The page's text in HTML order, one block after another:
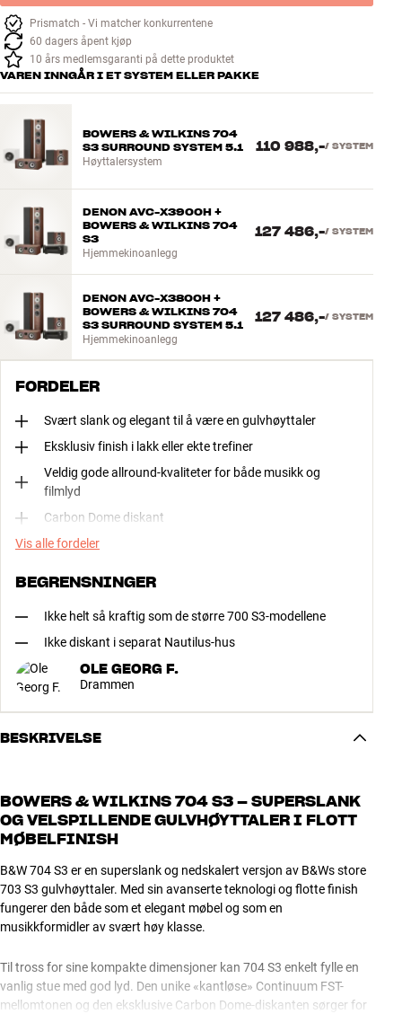
Prismatch - Vi matcher konkurrentene
60 dagers åpent kjøp
10 års medlemsgaranti på dette produktet
VAREN INNGÅR I ET SYSTEM ELLER PAKKE
BOWERS & WILKINS 704
S3 SURROUND SYSTEM 5.1
Høyttalersystem
110 988,-/ SYSTEM
DENON AVC-X3900H +
BOWERS & WILKINS 704
S3
Hjemmekinoanlegg
127 486,-/ SYSTEM
DENON AVC-X3800H +
BOWERS & WILKINS 704
S3 SURROUND SYSTEM 5.1
Hjemmekinoanlegg
127 486,-/ SYSTEM
FORDELER
Svært slank og elegant til å være en gulvhøyttaler
Eksklusiv finish i lakk eller ekte trefiner
Veldig gode allround-kvaliteter for både musikk og
filmlyd
Carbon Dome diskant
Vis alle fordeler
BEGRENSNINGER
Ikke helt så kraftig som de større 700 S3-modellene
Ikke diskant i separat Nautilus-hus
OLE GEORG F.
Drammen
BESKRIVELSE
BOWERS & WILKINS 704 S3 – SUPERSLANK
OG VELSPILLENDE GULVHØYTTALER I FLOTT
MØBELFINISH
B&W 704 S3 er en superslank og nedskalert versjon av B&Ws store
703 S3 gulvhøyttaler. Med sin avanserte teknologi og flotte finish
fungerer den både som et elegant møbel og som en
musikkformidler av svært høy klasse.
Til tross for sine kompakte dimensjoner kan 704 S3 enkelt fylle en
vanlig stue med god lyd. Den unike «kantløse» Continuum FST-
mellomtonen og den eksklusive Carbon Dome-diskanten sørger for